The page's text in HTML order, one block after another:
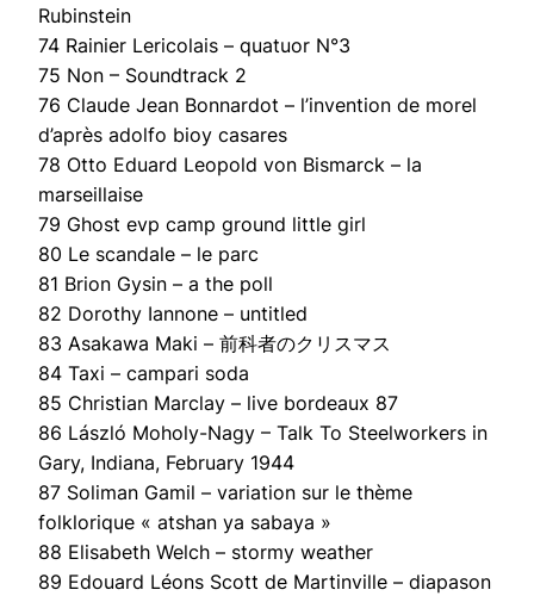
Rubinstein
74 Rainier Lericolais – quatuor N°3
75 Non – Soundtrack 2
76 Claude Jean Bonnardot – l’invention de morel
d’après adolfo bioy casares
78 Otto Eduard Leopold von Bismarck – la
marseillaise
79 Ghost evp camp ground little girl
80 Le scandale – le parc
81 Brion Gysin – a the poll
82 Dorothy Iannone – untitled
83 Asakawa Maki – 前科者のクリスマス
84 Taxi – campari soda
85 Christian Marclay – live bordeaux 87
86 László Moholy-Nagy – Talk To Steelworkers in
Gary, Indiana, February 1944
87 Soliman Gamil – variation sur le thème
folklorique « atshan ya sabaya »
88 Elisabeth Welch – stormy weather
89 Edouard Léons Scott de Martinville – diapason